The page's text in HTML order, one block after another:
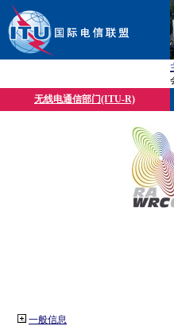
无线电通信部门(ITU-R)
一般信息